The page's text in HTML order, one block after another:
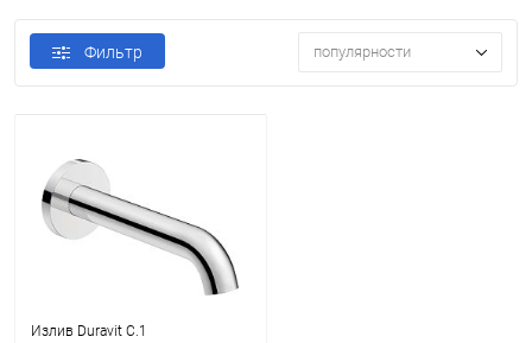
Фильтр популярности
Излив Duravit C.1